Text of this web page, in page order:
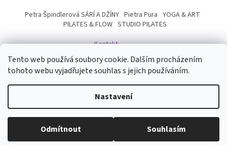
Tento web používá soubory cookie. Dalším procházením
tohoto webu vyjadřujete souhlas s jejich používáním.
Nastavení
Odmítnout Souhlasím
Petra Špindlerová SÁRÍ A DŽÍNY Pietra Pura YOGA & ART
PILATES & FLOW STUDIO PILATES
Kontakt
Copyright 2026INYOGA SHOP. Všechna práva vyhrazena.Upravit